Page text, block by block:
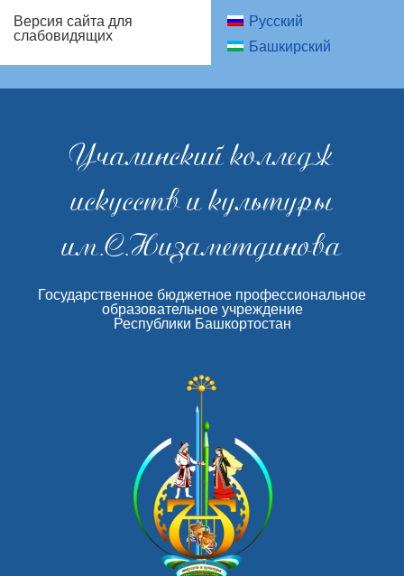
Версия сайта для
слабовидящих
Русский
Башкирский
Учалинский колледж
искусств и культуры
им.С.Низаметдинова
Государственное бюджетное профессиональное
образовательное учреждение
Республики Башкортостан